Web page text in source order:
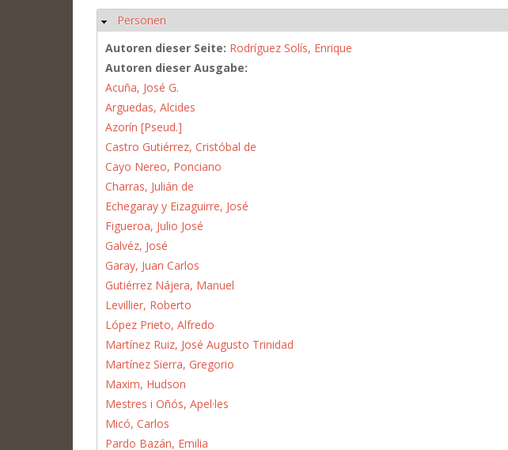
Ausblenden
Personen
Autoren dieser Seite: Rodríguez Solís, Enrique
Autoren dieser Ausgabe:
Acuña, José G.
Arguedas, Alcides
Azorín [Pseud.]
Castro Gutiérrez, Cristóbal de
Cayo Nereo, Ponciano
Charras, Julián de
Echegaray y Eizaguirre, José
Figueroa, Julio José
Galvéz, José
Garay, Juan Carlos
Gutiérrez Nájera, Manuel
Levillier, Roberto
López Prieto, Alfredo
Martínez Ruiz, José Augusto Trinidad
Martínez Sierra, Gregorio
Maxim, Hudson
Mestres i Oñós, Apel·les
Micó, Carlos
Pardo Bazán, Emilia